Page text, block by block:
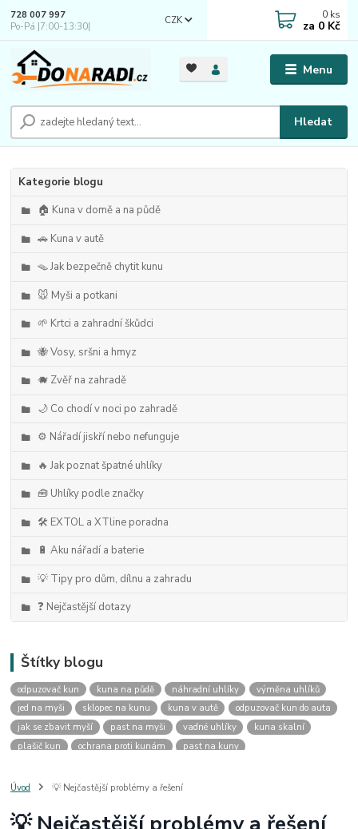
Menu
CZK
Hledat
728 007 997
Po-Pá |7:00-13:30|
0 ks
za 0 Kč
Kategorie blogu
🏠 Kuna v domě a na půdě
🚗 Kuna v autě
🪤 Jak bezpečně chytit kunu
🐭 Myši a potkani
🌱 Krtci a zahradní škůdci
🐝 Vosy, sršni a hmyz
🐗 Zvěř na zahradě
🌙 Co chodí v noci po zahradě
⚙️ Nářadí jiskří nebo nefunguje
🔥 Jak poznat špatné uhlíky
🧰 Uhlíky podle značky
🛠️ EXTOL a XTline poradna
🔋 Aku nářadí a baterie
💡 Tipy pro dům, dílnu a zahradu
❓ Nejčastější dotazy
Štítky blogu
odpuzovač kun kuna na půdě náhradní uhlíky
výměna uhlíků
jed na myši
sklopec na kunu kuna v autě
odpuzovač kun do auta
jak se zbavit myší
past na myši vadné uhlíky
kuna skalní
plašič kun
ochrana proti kunám
past na kuny
past na kunu
myši v domě odpuzovač myší
štěnice
štěnice v hotelu jak se zbavit kuny
kuna ve střeše
Úvod 💡 Nejčastější problémy a řešení